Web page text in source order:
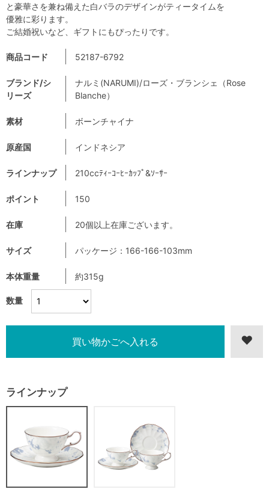
数量
商品コード 52187-6792
ブランド/シ
リーズ
ナルミ(NARUMI)/ローズ・ブランシェ（Rose
Blanche）
素材 ボーンチャイナ
原産国 インドネシア
ラインナップ 210ccﾃｨｰｺｰﾋｰｶｯﾌﾟ&ｿｰｻｰ
ポイント 150
在庫 20個以上在庫ございます。
サイズ パッケージ：166-166-103mm
本体重量 約315g
ラインナップ
と豪華さを兼ね備えた白バラのデザインがティータイムを
優雅に彩ります。
ご結婚祝いなど、ギフトにもぴったりです。